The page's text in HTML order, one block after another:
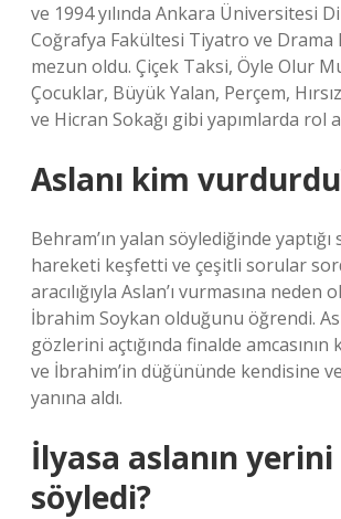
ve 1994 yılında Ankara Üniversitesi
Coğrafya Fakültesi Tiyatro ve Drama
mezun oldu. Çiçek Taksi, Öyle Olur
Çocuklar, Büyük Yalan, Perçem,
ve Hicran Sokağı gibi yapımlarda rol
Aslanı kim
Behram’ın yalan söylediğinde
hareketi keşfetti ve çeşitli sorular
aracılığıyla Aslan’ı vurmasına neden
İbrahim Soykan olduğunu öğrendi.
gözlerini açtığında finalde amcasının
ve İbrahim’in düğününde kendisine
yanına aldı.
İlyasa aslanın
söyledi?